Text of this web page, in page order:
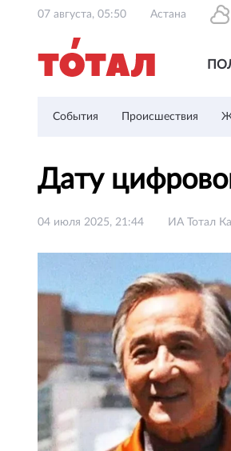
07 августа, 05:50 Астана
События Происшествия
Дату
04 июля 2025, 21:44 ИА Тотал